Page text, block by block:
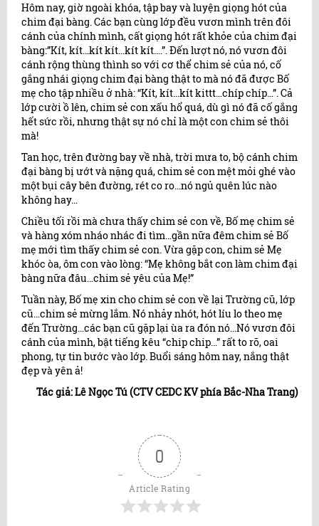
Hôm nay, giờ ngoài khóa, tập bay và luyện giọng hót của
chim đại bàng. Các bạn cùng lớp đều vươn mình trên đôi
cánh của chính mình, cất giọng hót rất khỏe của chim đại
bàng:”Kít, kít…kít kít…kít kít….”. Đến lượt nó, nó vươn đôi
cánh rộng thùng thình so với cơ thể chim sẻ của nó, cố
gắng nhái giọng chim đại bàng thật to mà nó đã được Bố
mẹ cho tập nhiều ở nhà: “Kít, kít…kít kittt…chíp chíp…”. Cả
lớp cười ồ lên, chim sẻ con xấu hổ quá, dù gì nó đã cố gắng
hết sức rồi, nhưng thật sự nó chỉ là một con chim sẻ thôi
mà!
Tan học, trên đường bay về nhà, trời mưa to, bộ cánh chim
đại bàng bị ướt và nặng quá, chim sẻ con mệt mỏi ghé vào
một bụi cây bên đường, rét co ro…nó ngủ quên lúc nào
không hay…
Chiều tối rồi mà chưa thấy chim sẻ con về, Bố mẹ chim sẻ
và hàng xóm nháo nhác đi tìm…gần nữa đêm chim sẻ Bố
mẹ mới tìm thấy chim sẻ con. Vừa gặp con, chim sẻ Mẹ
khóc òa, ôm con vào lòng: “Mẹ không bắt con làm chim đại
bàng nữa đâu…chim sẻ yêu của Mẹ!”
Tuần này, Bố mẹ xin cho chim sẻ con về lại Trường cũ, lớp
cũ…chim sẻ mừng lắm. Nó nhảy nhót, hót líu lo theo mẹ
đến Trường…các bạn cũ gặp lại ùa ra đón nó…Nó vươn đôi
cánh của mình, bật tiếng kêu “chip chip…” rất to rõ, oai
phong, tự tin bước vào lớp. Buổi sáng hôm nay, nắng thật
đẹp và yên ả!
Tác giả: Lê Ngọc Tú (CTV CEDC KV phía Bắc-Nha Trang)
0
Article Rating